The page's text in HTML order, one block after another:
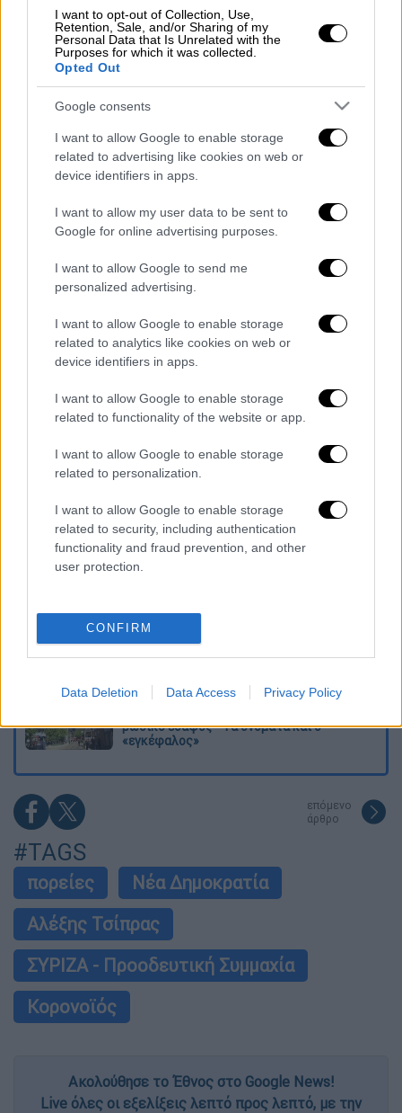
I want to opt-out of Collection, Use,
Retention, Sale, and/or Sharing of my
Personal Data that Is Unrelated with the
Purposes for which it was collected.
Opted Out
Google consents
I want to allow Google to enable storage
related to advertising like cookies on web or
device identifiers in apps.
I want to allow my user data to be sent to
Google for online advertising purposes.
I want to allow Google to send me
personalized advertising.
I want to allow Google to enable storage
related to analytics like cookies on web or
device identifiers in apps.
I want to allow Google to enable storage
related to functionality of the website or app.
I want to allow Google to enable storage
related to personalization.
I want to allow Google to enable storage
related to security, including authentication
functionality and fraud prevention, and other
user protection.
CONFIRM
Data Deletion Data Access Privacy Policy
Τονίζει, δε, ότι οΣΥΡΙΖΑ αδιαφορώντας για
τη διασπορά του ιού και για τις ολέθριες
υγειονομικες συνέπειες καλούν σε
αντικυβερνητικό αγώνα. «Αυτό που κάνουν
στην πραγματικότητα είναι να καλούν σε
αγώνα ενάντια στο σύνολο της κοινωνίας,
προσβάλλοντας τη συντριπτική πλειοψηφία
των πολιτών που τηρεί τα μέτρα. Ο
δεν μπορεί να κρύβεται πλέον, ούτε πίσω
χούλιγκαν, ούτε πίσω από
προσωπική ευθύνη του κ. Τσίπρα
είναι
τεράστια», καταλήγει χαρακτηριστικά η
Δημοκρατία.
Διαβάστε επίσης:Γεωργιάδης: O ΣΥΡΙΖΑ
τη χώρα σε καραντίνα
Βοιωτία: Κλείνει το αιολικό πάρκο από
όλα τα έργα του συλληφθέντα δημάρχου
Σοκαριστικό βίντεο από το τροχαίο στις
Σέρρες που σκοτώθηκαν μητέρα και γιος:
Ο Ερυθρός Σταυρός έσβησε βίντεο για το
προσφυγικό ταξίδι του 26χρονου
Νέα κλιμάκωση: Η Μόσχα δείχνει «άμεση
ρωσικό έδαφος - Τα ονόματα και ο
«εγκέφαλος»
επόμενο
άρθρο
#TAGS
πορείες
Νέα Δημοκρατία
Αλέξης Τσίπρας
ΣΥΡΙΖΑ - Προοδευτική Συμμαχία
Κορονοϊός
Ακολούθησε το Έθνος στο Google News!
Live όλες οι εξελίξεις λεπτό προς λεπτό, με την